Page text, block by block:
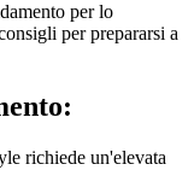
per lo
per prepararsi a
richiede un'elevata